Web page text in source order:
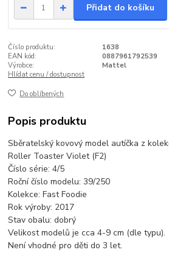
Přidat do košíku
Číslo produktu:
1638
EAN kód:
0887961792539
Výrobce:
Mattel
Hlídat cenu / dostupnost
Do oblíbených
Popis produktu
Sběratelský kovový model autíčka z
Roller Toaster Violet (F2)
Číslo série: 4/5
Roční číslo modelu: 39/250
Kolekce: Fast Foodie
Rok výroby: 2017
Stav obalu: dobrý
Velikost modelů je cca 4-9 cm (dle typu).
Není vhodné pro děti do 3 let.